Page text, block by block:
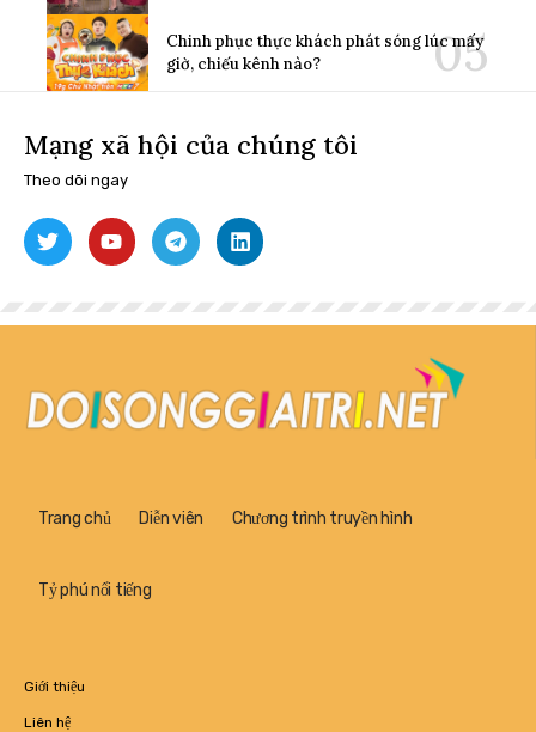
Chinh phục thực khách phát sóng lúc mấy
giờ, chiếu kênh nào?
Mạng xã hội của chúng tôi
Theo dõi ngay
Trang chủ Diễn viên Chương trình truyền hình
Tỷ phú nổi tiếng
Giới thiệu
Liên hệ